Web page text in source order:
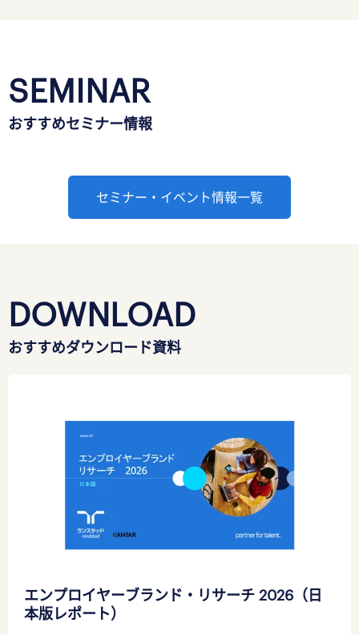
SEMINAR
おすすめセミナー情報
セミナー・イベント情報一覧
DOWNLOAD
おすすめダウンロード資料
エンプロイヤーブランド・リサーチ 2026（日
本版レポート）